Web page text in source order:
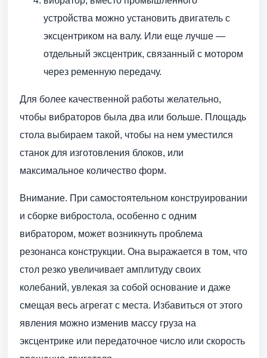
устройства можно установить двигатель с
эксцентриком на валу. Или еще лучше —
отдельный эксцентрик, связанный с мотором
через ременную передачу.
Для более качественной работы желательно,
чтобы вибраторов была два или больше. Площадь
стола выбираем такой, чтобы на нем уместился
станок для изготовления блоков, или
максимальное количество форм.
Внимание. При самостоятельном конструировании
и сборке вибростола, особенно с одним
вибратором, может возникнуть проблема
резонанса конструкции. Она выражается в том, что
стол резко увеличивает амплитуду своих
колебаний, увлекая за собой основание и даже
смещая весь агрегат с места. Избавиться от этого
явления можно изменив массу груза на
эксцентрике или передаточное число или скорость